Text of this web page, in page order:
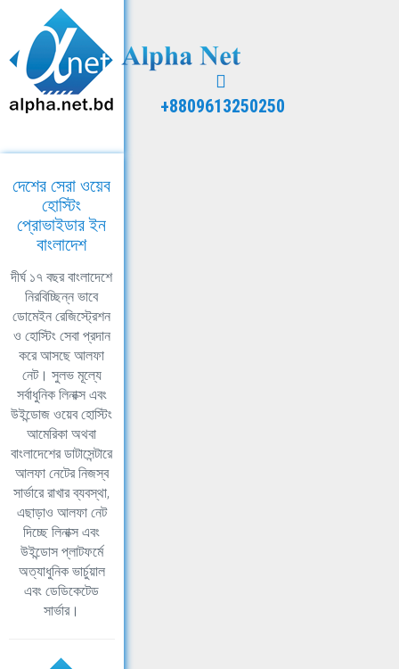
+8809613250250
দেশের সেরা ওয়েব
হোস্টিং
প্রোভাইডার ইন
বাংলাদেশ
দীর্ঘ ১৭ বছর বাংলাদেশে
নিরবিচ্ছিন্ন ভাবে
ডোমেইন রেজিস্ট্রেশন
ও হোস্টিং সেবা প্রদান
করে আসছে আলফা
নেট। সুলভ মূল্যে
সর্বাধুনিক লিনাক্স এবং
উইন্ডোজ ওয়েব হোস্টিং
আমেরিকা অথবা
বাংলাদেশের ডাটাসেন্টারে
আলফা নেটের নিজস্ব
সার্ভারে রাখার ব্যবস্থা,
এছাড়াও আলফা নেট
দিচ্ছে লিনাক্স এবং
উইন্ডোস প্লাটফর্মে
অত্যাধুনিক ভার্চুয়াল
এবং ডেডিকেটেড
সার্ভার।